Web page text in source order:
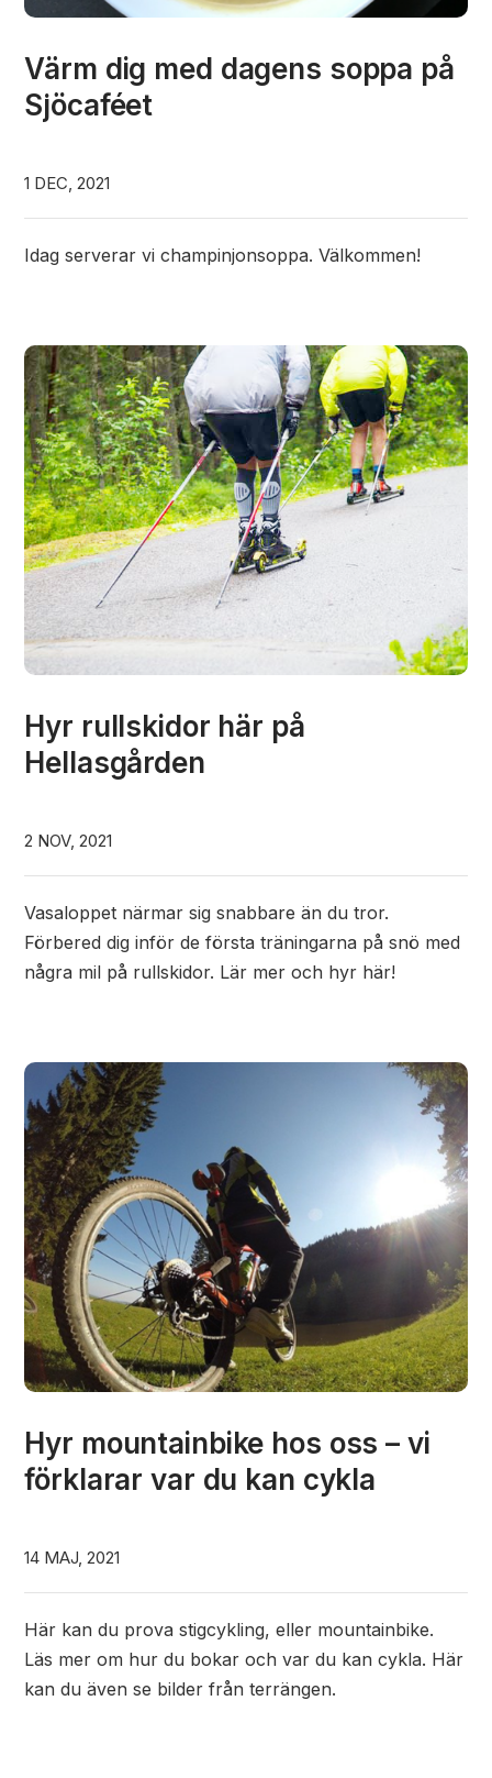
Värm dig med dagens soppa på
Sjöcaféet
1 DEC, 2021
Idag serverar vi champinjonsoppa. Välkommen!
Hyr rullskidor här på
Hellasgården
2 NOV, 2021
Vasaloppet närmar sig snabbare än du tror.
Förbered dig inför de första träningarna på snö med
några mil på rullskidor. Lär mer och hyr här!
Hyr mountainbike hos oss – vi
förklarar var du kan cykla
14 MAJ, 2021
Här kan du prova stigcykling, eller mountainbike.
Läs mer om hur du bokar och var du kan cykla. Här
kan du även se bilder från terrängen.